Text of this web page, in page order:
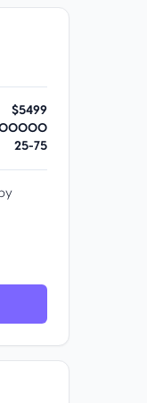
$5499
25-75
para